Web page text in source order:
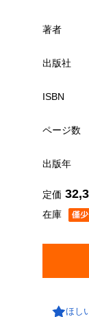
著者
出版社
ISBN
ページ数
出版年
在庫
定価
ほし